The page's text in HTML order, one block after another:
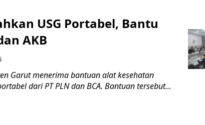
USG Portabel, Bantu
AKB
Garut menerima bantuan alat kesehatan
dari PT PLN dan BCA. Bantuan tersebut...